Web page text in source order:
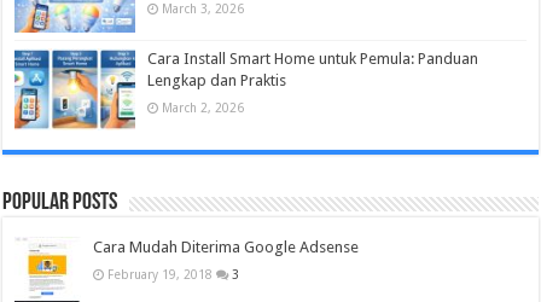
March 3, 2026
Cara Install Smart Home untuk Pemula: Panduan
Lengkap dan Praktis
March 2, 2026
Popular Posts
Cara Mudah Diterima Google Adsense
February 19, 2018 3